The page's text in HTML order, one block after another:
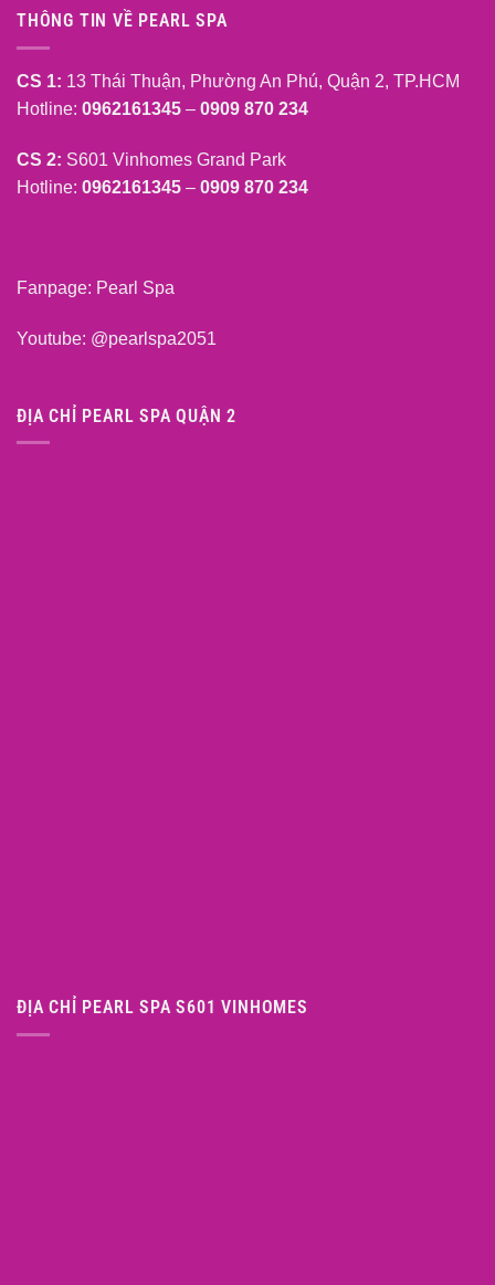
THÔNG TIN VỀ PEARL SPA
CS 1: 13 Thái Thuận, Phường An Phú, Quận 2, TP.HCM
Hotline: 0962161345 – 0909 870 234
CS 2: S601 Vinhomes Grand Park
Hotline: 0962161345 – 0909 870 234
Fanpage: Pearl Spa
Youtube: @pearlspa2051
ĐỊA CHỈ PEARL SPA QUẬN 2
ĐỊA CHỈ PEARL SPA S601 VINHOMES